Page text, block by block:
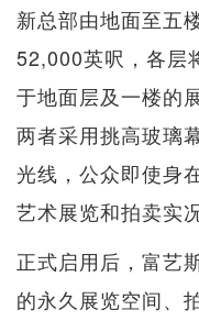
新总部由地面至五
52,000英呎，各层
于地面层及一楼的
两者采用挑高玻璃
光线，公众即使身
艺术展览和拍卖实况
正式启用后，富艺
的永久展览空间、